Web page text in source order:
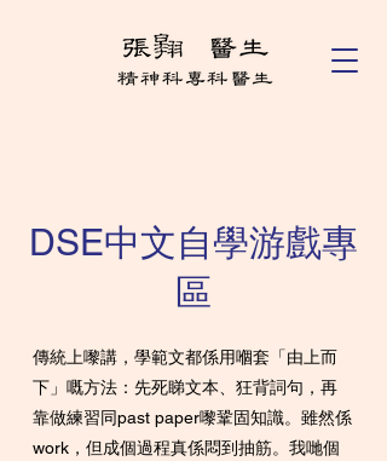
DSE中文自學游戲專
區
傳統上嚟講，學範文都係用嗰套「由上而
下」嘅方法：先死睇文本、狂背詞句，再
靠做練習同past paper嚟鞏固知識。雖然係
work，但成個過程真係悶到抽筋。我哋個